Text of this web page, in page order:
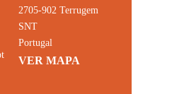
2705-902 Terrugem
SNT
Portugal
VER MAPA